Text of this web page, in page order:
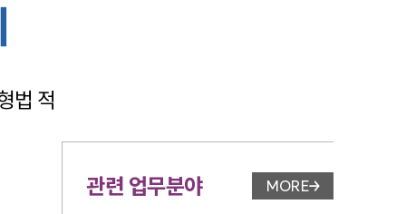
법 적
관련 업무분야 업무분야 페이지 이
MORE